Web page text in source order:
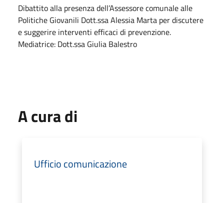
Dibattito alla presenza dell’Assessore comunale alle
Politiche Giovanili Dott.ssa Alessia Marta per discutere
e suggerire interventi efficaci di prevenzione.
Mediatrice: Dott.ssa Giulia Balestro
A cura di
Ufficio comunicazione